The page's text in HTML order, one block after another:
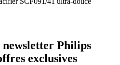
Philips
exclusives